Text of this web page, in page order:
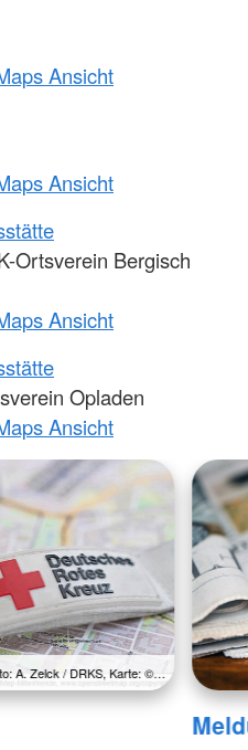
Ansicht
Ansicht
Ortsverein Bergisch
Ansicht
Opladen
Ansicht
A. Zelck / DRKS, Karte: ©…